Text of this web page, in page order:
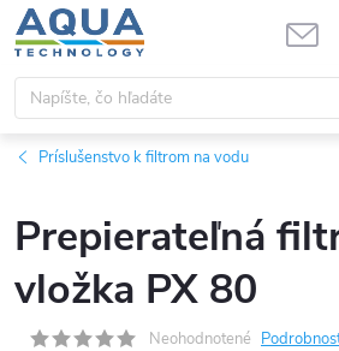
Prejsť
na
obsah
Príslušenstvo k filtrom na vodu
Prepierateľná
vložka PX 80
Neohodnotené